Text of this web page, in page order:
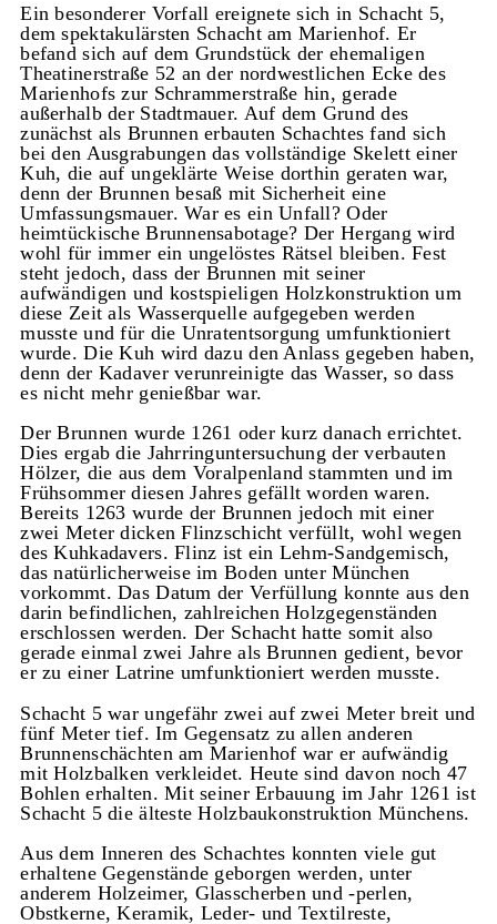
Ein besonderer Vorfall ereignete sich in Schacht 5,
dem spektakulärsten Schacht am Marienhof. Er
befand sich auf dem Grundstück der ehemaligen
Theatinerstraße 52 an der nordwestlichen Ecke des
Marienhofs zur Schrammerstraße hin, gerade
außerhalb der Stadtmauer. Auf dem Grund des
zunächst als Brunnen erbauten Schachtes fand sich
bei den Ausgrabungen das vollständige Skelett einer
Kuh, die auf ungeklärte Weise dorthin geraten war,
denn der Brunnen besaß mit Sicherheit eine
Umfassungsmauer. War es ein Unfall? Oder
heimtückische Brunnensabotage? Der Hergang wird
wohl für immer ein ungelöstes Rätsel bleiben. Fest
steht jedoch, dass der Brunnen mit seiner
aufwändigen und kostspieligen Holzkonstruktion um
diese Zeit als Wasserquelle aufgegeben werden
musste und für die Unratentsorgung umfunktioniert
wurde. Die Kuh wird dazu den Anlass gegeben haben,
denn der Kadaver verunreinigte das Wasser, so dass
es nicht mehr genießbar war.
Der Brunnen wurde 1261 oder kurz danach errichtet.
Dies ergab die Jahrringuntersuchung der verbauten
Hölzer, die aus dem Voralpenland stammten und im
Frühsommer diesen Jahres gefällt worden waren.
Bereits 1263 wurde der Brunnen jedoch mit einer
zwei Meter dicken Flinzschicht verfüllt, wohl wegen
des Kuhkadavers. Flinz ist ein Lehm-Sandgemisch,
das natürlicherweise im Boden unter München
vorkommt. Das Datum der Verfüllung konnte aus den
darin befindlichen, zahlreichen Holzgegenständen
erschlossen werden. Der Schacht hatte somit also
gerade einmal zwei Jahre als Brunnen gedient, bevor
er zu einer Latrine umfunktioniert werden musste.
Schacht 5 war ungefähr zwei auf zwei Meter breit und
fünf Meter tief. Im Gegensatz zu allen anderen
Brunnenschächten am Marienhof war er aufwändig
mit Holzbalken verkleidet. Heute sind davon noch 47
Bohlen erhalten. Mit seiner Erbauung im Jahr 1261 ist
Schacht 5 die älteste Holzbaukonstruktion Münchens.
Aus dem Inneren des Schachtes konnten viele gut
erhaltene Gegenstände geborgen werden, unter
anderem Holzeimer, Glasscherben und -perlen,
Obstkerne, Keramik, Leder- und Textilreste,